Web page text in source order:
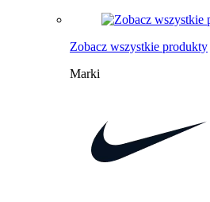
Zobacz wszystkie produkty
Marki